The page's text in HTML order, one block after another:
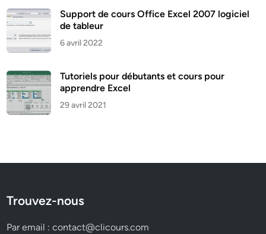
Support de cours Office Excel 2007 logiciel
de tableur
6 avril 2022
Tutoriels pour débutants et cours pour
apprendre Excel
29 avril 2021
Trouvez-nous
Par email :contact@clicours.com